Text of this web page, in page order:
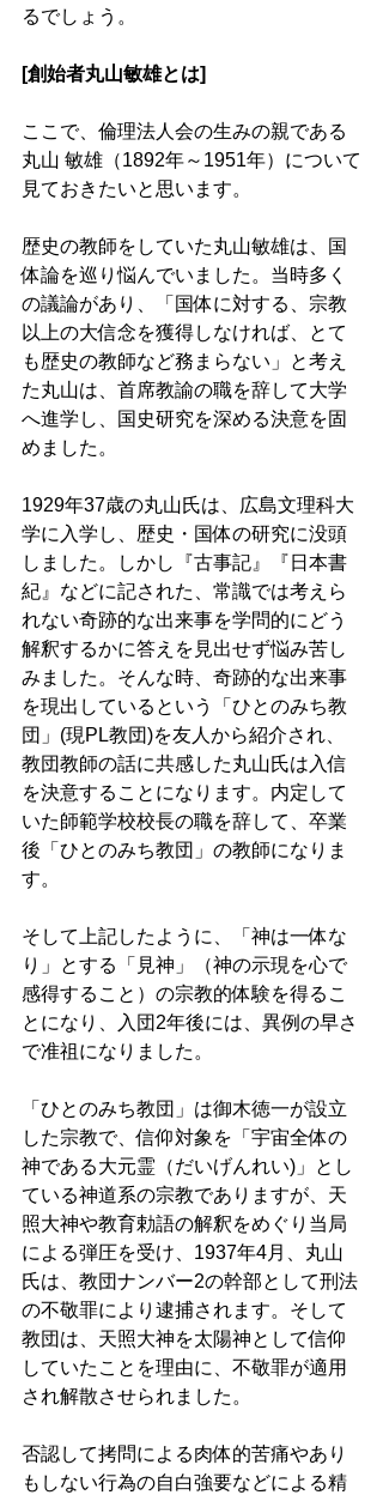
るでしょう。
[創始者丸山敏雄とは]
ここで、倫理法人会の生みの親である
丸山 敏雄（1892年～1951年）について
見ておきたいと思います。
歴史の教師をしていた丸山敏雄は、国
体論を巡り悩んでいました。当時多く
の議論があり、「国体に対する、宗教
以上の大信念を獲得しなければ、とて
も歴史の教師など務まらない」と考え
た丸山は、首席教諭の職を辞して大学
へ進学し、国史研究を深める決意を固
めました。
1929年37歳の丸山氏は、広島文理科大
学に入学し、歴史・国体の研究に没頭
しました。しかし『古事記』『日本書
紀』などに記された、常識では考えら
れない奇跡的な出来事を学問的にどう
解釈するかに答えを見出せず悩み苦し
みました。そんな時、奇跡的な出来事
を現出しているという「ひとのみち教
団」(現PL教団)を友人から紹介され、
教団教師の話に共感した丸山氏は入信
を決意することになります。内定して
いた師範学校校長の職を辞して、卒業
後「ひとのみち教団」の教師になりま
す。
そして上記したように、「神は一体な
り」とする「見神」（神の示現を心で
感得すること）の宗教的体験を得るこ
とになり、入団2年後には、異例の早さ
で准祖になりました。
「ひとのみち教団」は御木徳一が設立
した宗教で、信仰対象を「宇宙全体の
神である大元霊（だいげんれい)」とし
ている神道系の宗教でありますが、天
照大神や教育勅語の解釈をめぐり当局
による弾圧を受け、1937年4月、丸山
氏は、教団ナンバー2の幹部として刑法
の不敬罪により逮捕されます。そして
教団は、天照大神を太陽神として信仰
していたことを理由に、不敬罪が適用
され解散させられました。
否認して拷問による肉体的苦痛やあり
もしない行為の自白強要などによる精